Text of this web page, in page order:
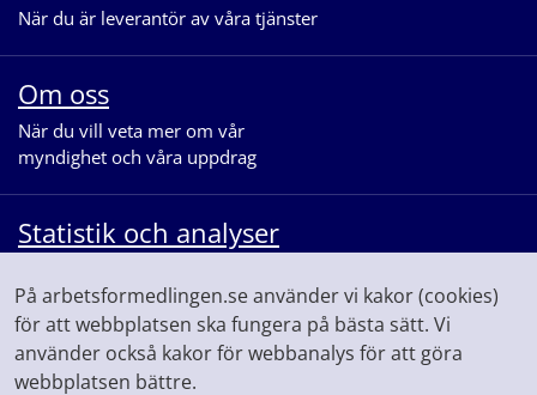
På arbetsformedlingen.se använder vi kakor (cookies)
för att webbplatsen ska fungera på bästa sätt. Vi
använder också kakor för webbanalys för att göra
webbplatsen bättre.
När du är leverantör av våra tjänster
Om oss
När du vill veta mer om vår
myndighet och våra uppdrag
Statistik och analyser
våra analyser för arbetsmarknaden